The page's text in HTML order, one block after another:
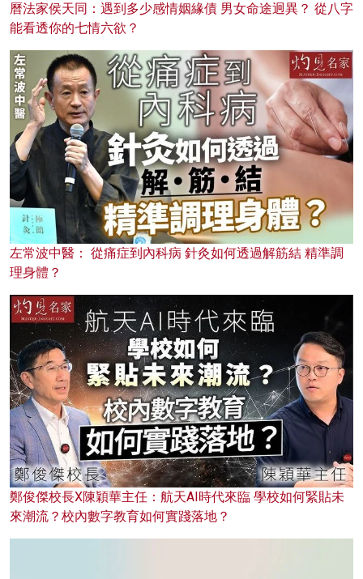
曆法家侯天同：遇到多少感情姻緣債 男女命途迥異？ 從八字
能看透你的七情六欲？
左常波中醫： 從痛症到內科病 針灸如何透過解筋結 精準調
理身體？
鄭俊傑校長X陳穎華主任：航天AI時代來臨 學校如何緊貼未
來潮流？校內數字教育如何實踐落地？